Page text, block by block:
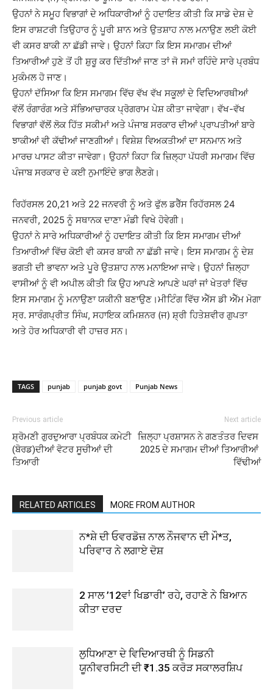
ਉਹਨਾਂ ਨੇ ਸਮੂਹ ਵਿਭਾਗਾਂ ਦੇ ਅਧਿਕਾਰੀਆਂ ਨੂੰ ਹਦਾਇਤ ਕੀਤੀ ਕਿ ਸਾਡੇ ਦੇਸ਼ ਦੇ
ਇਸ ਰਾਸ਼ਟਰੀ ਤਿਉਹਾਰ ਨੂੰ ਪੂਰੀ ਸ਼ਾਨ ਅਤੇ ਉਤਸ਼ਾਹ ਨਾਲ ਮਨਾਉਣ ਲਈ ਕੋਈ
ਵੀ ਕਸਰ ਬਾਕੀ ਨਾ ਛੱਡੀ ਜਾਵੇ। ਉਹਨਾਂ ਕਿਹਾ ਕਿ ਇਸ ਸਮਾਗਮ ਦੀਆਂ
ਤਿਆਰੀਆਂ ਹੁਣੇ ਤੋਂ ਹੀ ਸ਼ੁਰੂ ਕਰ ਦਿੱਤੀਆਂ ਜਾਣ ਤਾਂ ਜੋ ਸਮਾਂ ਰਹਿੰਦੇ ਸਾਰੇ ਪ੍ਰਬੰਧ
ਮੁਕੰਮਲ ਹੋ ਜਾਣ।
ਉਹਨਾਂ ਦੱਸਿਆ ਕਿ ਇਸ ਸਮਾਗਮ ਵਿੱਚ ਵੱਖ ਵੱਖ ਸਕੂਲਾਂ ਦੇ ਵਿਦਿਆਰਥੀਆਂ
ਵੱਲੋਂ ਰੰਗਾਰੰਗ ਅਤੇ ਸੱਭਿਆਚਾਰਕ ਪ੍ਰੋਗਰਾਮ ਪੇਸ਼ ਕੀਤਾ ਜਾਵੇਗਾ। ਵੱਖ-ਵੱਖ
ਵਿਭਾਗਾਂ ਵੱਲੋਂ ਲੋਕ ਹਿੱਤ ਸਕੀਮਾਂ ਅਤੇ ਪੰਜਾਬ ਸਰਕਾਰ ਦੀਆਂ ਪ੍ਰਾਪਤੀਆਂ ਬਾਰੇ
ਝਾਕੀਆਂ ਵੀ ਕੱਢੀਆਂ ਜਾਣਗੀਆਂ। ਵਿਸ਼ੇਸ਼ ਵਿਅਕਤੀਆਂ ਦਾ ਸਨਮਾਨ ਅਤੇ
ਮਾਰਚ ਪਾਸਟ ਕੀਤਾ ਜਾਵੇਗਾ। ਉਹਨਾਂ ਕਿਹਾ ਕਿ ਜ਼ਿਲ੍ਹਾ ਪੱਧਰੀ ਸਮਾਗਮ ਵਿੱਚ
ਪੰਜਾਬ ਸਰਕਾਰ ਦੇ ਕਈ ਨੁਮਾਇੰਦੇ ਭਾਗ ਲੈਣਗੇ।
ਰਿਹੱਰਸਲ 20,21 ਅਤੇ 22 ਜਨਵਰੀ ਨੂੰ ਅਤੇ ਫੁੱਲ ਡਰੈੱਸ ਰਿਹੱਰਸਲ 24
ਜਨਵਰੀ, 2025 ਨੂੰ ਸਥਾਨਕ ਦਾਣਾ ਮੰਡੀ ਵਿਖੇ ਹੋਵੇਗੀ।
ਉਹਨਾਂ ਨੇ ਸਾਰੇ ਅਧਿਕਾਰੀਆਂ ਨੂੰ ਹਦਾਇਤ ਕੀਤੀ ਕਿ ਇਸ ਸਮਾਗਮ ਦੀਆਂ
ਤਿਆਰੀਆਂ ਵਿੱਚ ਕੋਈ ਵੀ ਕਸਰ ਬਾਕੀ ਨਾ ਛੱਡੀ ਜਾਵੇ। ਇਸ ਸਮਾਗਮ ਨੂੰ ਦੇਸ਼
ਭਗਤੀ ਦੀ ਭਾਵਨਾ ਅਤੇ ਪੂਰੇ ਉਤਸ਼ਾਹ ਨਾਲ ਮਨਾਇਆ ਜਾਵੇ। ਉਹਨਾਂ ਜ਼ਿਲ੍ਹਾ
ਵਾਸੀਆਂ ਨੂੰ ਵੀ ਅਪੀਲ ਕੀਤੀ ਕਿ ਉਹ ਆਪਣੇ ਆਪਣੇ ਘਰਾਂ ਜਾਂ ਖੇਤਰਾਂ ਵਿੱਚ
ਇਸ ਸਮਾਗਮ ਨੂੰ ਮਨਾਉਣਾ ਯਕੀਨੀ ਬਣਾਉਣ।ਮੀਟਿੰਗ ਵਿੱਚ ਐੱਸ ਡੀ ਐੱਮ ਮੋਗਾ
ਸ੍ਰ. ਸਾਰੰਗਪ੍ਰੀਤ ਸਿੰਘ, ਸਹਾਇਕ ਕਮਿਸ਼ਨਰ (ਜ) ਸ਼੍ਰੀ ਹਿਤੇਸ਼ਵੀਰ ਗੁਪਤਾ
ਅਤੇ ਹੋਰ ਅਧਿਕਾਰੀ ਵੀ ਹਾਜ਼ਰ ਸਨ।
TAGS punjab punjab govt Punjab News
Previous article
ਸ਼੍ਰੋਮਣੀ ਗੁਰਦੁਆਰਾ ਪ੍ਰਬੰਧਕ ਕਮੇਟੀ
(ਬੋਰਡ)ਦੀਆਂ ਵੋਟਰ ਸੂਚੀਆਂ ਦੀ
ਤਿਆਰੀ
Next article
ਜ਼ਿਲ੍ਹਾ ਪ੍ਰਸ਼ਾਸਨ ਨੇ ਗਣਤੰਤਰ ਦਿਵਸ
2025 ਦੇ ਸਮਾਗਮ ਦੀਆਂ ਤਿਆਰੀਆਂ
ਵਿੱਢੀਆਂ
RELATED ARTICLES MORE FROM AUTHOR
ਨ*ਸ਼ੇ ਦੀ ਓਵਰਡੋਜ਼ ਨਾਲ ਨੌਜਵਾਨ ਦੀ ਮੌ*ਤ,
ਪਰਿਵਾਰ ਨੇ ਲਗਾਏ ਦੋਸ਼
2 ਸਾਲ ’12ਵਾਂ ਖਿਡਾਰੀ’ ਰਹੇ, ਰਹਾਣੇ ਨੇ ਬਿਆਨ
ਕੀਤਾ ਦਰਦ
ਲੁਧਿਆਣਾ ਦੇ ਵਿਦਿਆਰਥੀ ਨੂੰ ਸਿਡਨੀ
ਯੂਨੀਵਰਸਿਟੀ ਦੀ ₹1.35 ਕਰੋੜ ਸਕਾਲਰਸ਼ਿਪ